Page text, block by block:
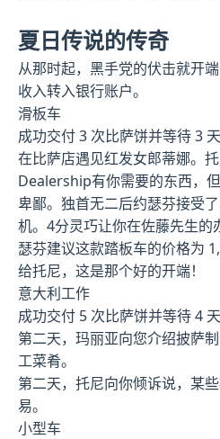
夏日传说的传奇
从那时起，黑手党的伏击就开
收入转入银行账户。
滑板车
成功交付 3 次比萨饼并等待 3 天
在比萨店遇见红发女郎蒂娜。
Dealership有你需要的东西，
卑鄙。独首无二后约瑟芬接受
机。4分灵巧让你在佐藤先生的
瑟芬建议这款踏板车的价格为
给托尼，这是那个好的开端！
意大利工作
成功交付 5 次比萨饼并等待 4 天
第二天，玛丽亚向您介绍披萨
工菜肴。
第二天，托尼向你倾诉说，某
易。
小型车